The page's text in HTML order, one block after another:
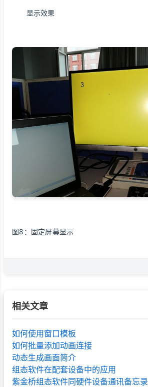
显示效果
图8：固定屏幕显示
相关文章
如何使用窗口模板
如何批量添加动画连接
动态生成画面简介
组态软件在配套设备中的应用
紫金桥组态软件同硬件设备通讯备忘录